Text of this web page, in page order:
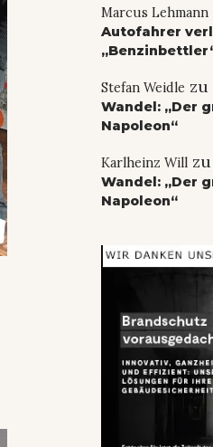
Marcus Lehmann
Autofahrer
Stefan Weidle zu
Wandel: „Der
Napoleon“
Karlheinz Willzu
Wandel: „Der
Napoleon“